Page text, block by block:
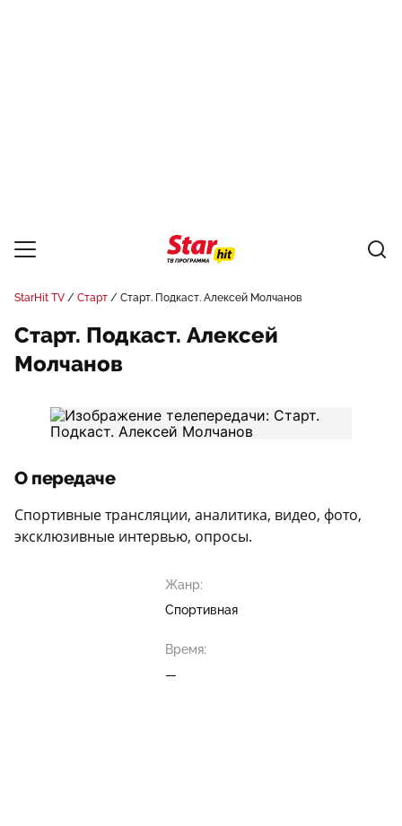
StarHit TV Старт Старт. Подкаст. Алексей Молчанов
Старт. Подкаст. Алексей
Молчанов
О передаче
Спортивные трансляции, аналитика, видео, фото,
эксклюзивные интервью, опросы.
Жанр:
Спортивная
Время:
—